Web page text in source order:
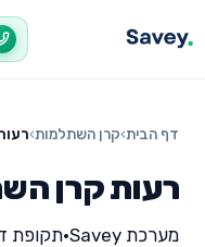
דף הבית›קרן השתלמות›
רעות קרן
מערכת Savey •תקופת דיווח